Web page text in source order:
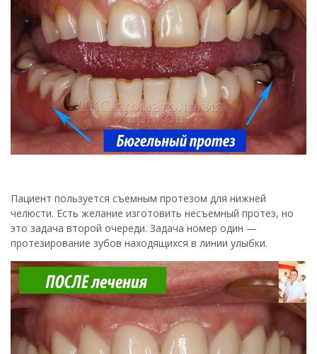
Пациент пользуется съемным протезом для нижней
челюсти. Есть желание изготовить несъемный протез, но
это задача второй очереди. Задача номер один —
протезирование зубов находящихся в линии улыбки.